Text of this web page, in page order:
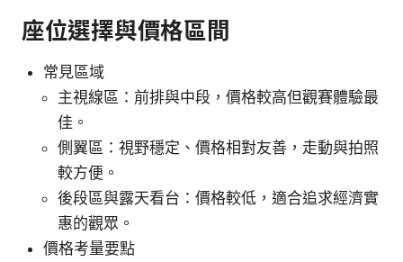
座位選擇與價格區間
常見區域
主視線區：前排與中段，價格較高但觀賽體驗最
佳。
側翼區：視野穩定、價格相對友善，走動與拍照
較方便。
後段區與露天看台：價格較低，適合追求經濟實
惠的觀眾。
價格考量要點